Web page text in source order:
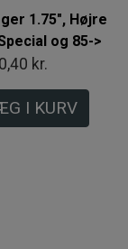
1.75", Højre
og 85->
kr.
I KURV